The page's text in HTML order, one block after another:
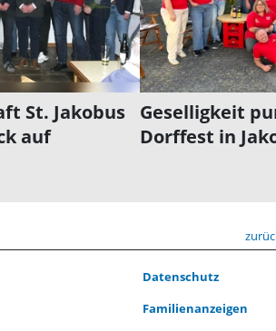
St. Jakobus
auf
Geselligkeit
Dorffest in
Datenschutz
Familienanzeigen